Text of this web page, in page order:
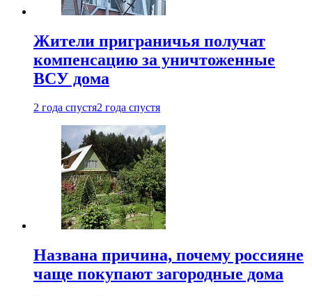
Жители приграничья получат
компенсацию за уничтоженные
ВСУ дома
2 года спустя2 года спустя
Названа причина, почему россияне
чаще покупают загородные дома